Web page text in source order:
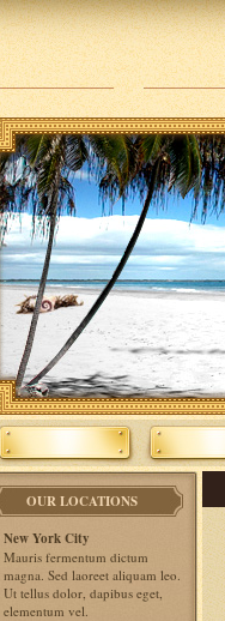
OUR LOCATIONS
New York City
Mauris fermentum dictum
magna. Sed laoreet aliquam leo.
Ut tellus dolor, dapibus eget,
elementum vel.